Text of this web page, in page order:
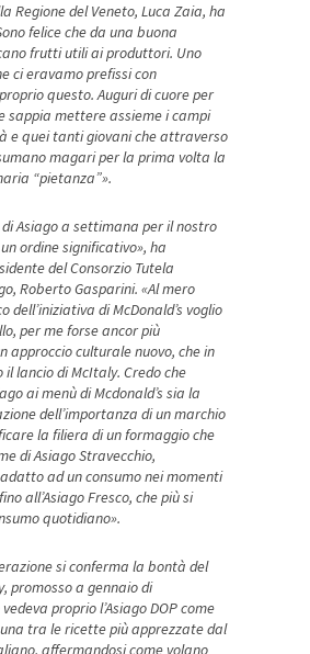
Regione del Veneto, Luca Zaia, ha
felice che da una buona
frutti utili ai produttori. Uno
ci eravamo prefissi con
questo. Auguri di cuore per
sappia mettere assieme i campi
e quei tanti giovani che attraverso
magari per la prima volta la
“pietanza”».
Asiago a settimana per il nostro
ordine significativo», ha
del Consorzio Tutela
Roberto Gasparini. «Al mero
dell’iniziativa di McDonald’s voglio
per me forse ancor più
approccio culturale nuovo, che in
lancio di McItaly. Credo che
ai menù di Mcdonald’s sia la
dell’importanza di un marchio
la filiera di un formaggio che
di Asiago Stravecchio,
ad un consumo nei momenti
all’Asiago Fresco, che più si
quotidiano».
si conferma la bontà del
promosso a gennaio di
proprio l’Asiago DOP come
tra le ricette più apprezzate dal
affermandosi come volano